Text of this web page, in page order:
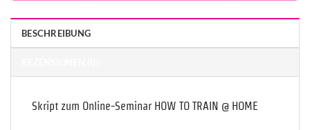
BESCHREIBUNG
Skript zum Online-Seminar HOW TO TRAIN @ HOME